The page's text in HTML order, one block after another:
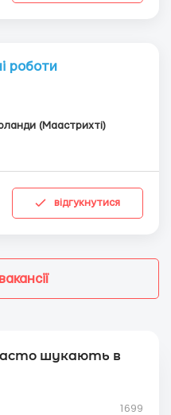
роботи
(Маастрихті)
відгукнутися
шукають в
1699